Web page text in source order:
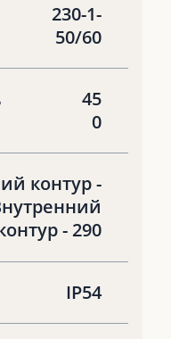
230-1-
50/60
45
0
контур -
- 290
IP54